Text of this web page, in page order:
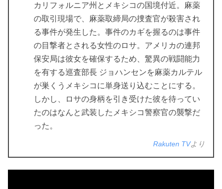
カリフォルニア州とメキシコの国境付近。麻薬
の取引現場で、麻薬取締局の捜査官が殺害され
る事件が発生した。事件のカギを握るのは事件
の目撃者とされる女性のロサ。アメリカの連邦
保安局は彼女を確保するため、驚異の戦闘能力
を有する巡査部長 ジョハンセンを麻薬カルテル
が巣くうメキシコに単身送り込むことにする。
しかし、ロサの身柄を引き受けた彼を待ってい
たのはなんと武装したメキシコ警察官の襲撃だ
った。
Rakuten TVより